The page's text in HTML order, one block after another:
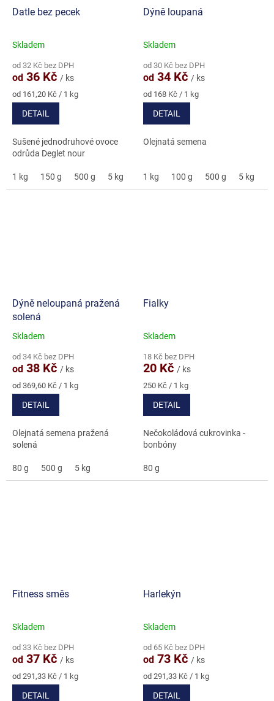
Datle bez pecek
Průměrné
produktu
je
4,8
z
Skladem
od 32 Kč bez DPH
od 36 Kč / ks
Měrná
cena:
od 161,20 Kč / 1 kg
DETAIL
Sušené jednodruhové ovoce
odrůda Deglet nour
1 kg 150 g 500 g 5 kg
Dýně loupaná
Průměrné
produktu
je
5,0
z
Skladem
od 30 Kč bez DPH
od 34 Kč / ks
Měrná
cena:
od 168 Kč / 1 kg
DETAIL
Olejnatá semena
1 kg 100 g 500 g 5 kg
Dýně neloupaná pražená
solená
Průměrné
produktu
je
3,7
z
hvězdiček.
Skladem
od 34 Kč bez DPH
od 38 Kč / ks
Měrná
cena:
od 369,60 Kč / 1 kg
DETAIL
Olejnatá semena pražená
solená
80 g 500 g 5 kg
Fialky
Průměrné
produktu
je
4,8
z
hvězdiček.
Skladem
18 Kč bez DPH
20 Kč / ks
Měrná
cena:
250 Kč / 1 kg
DETAIL
Nečokoládová cukrovinka -
bonbóny
80 g
Fitness směs
Průměrné
produktu
je
4,7
z
Skladem
od 33 Kč bez DPH
od 37 Kč / ks
Měrná
cena:
od 291,33 Kč / 1 kg
DETAIL
Harlekýn
Průměrné
produktu
je
5,0
z
Skladem
od 65 Kč bez DPH
od 73 Kč / ks
Měrná
cena:
od 291,33 Kč / 1 kg
DETAIL